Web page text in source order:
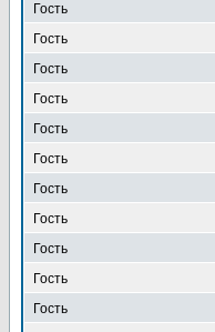
Гость
Гость
Гость
Гость
Гость
Гость
Гость
Гость
Гость
Гость
Гость